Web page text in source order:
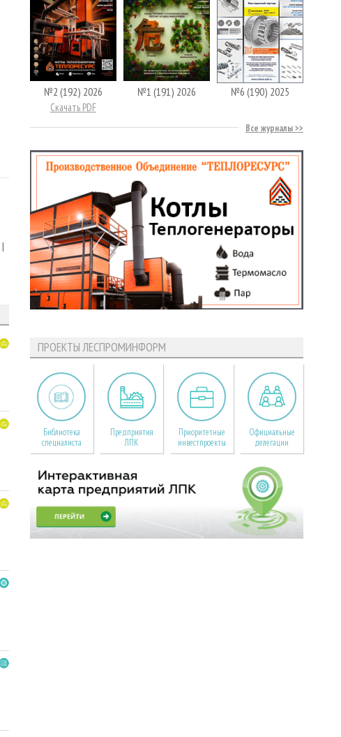
|
№2 (192) 2026
Скачать PDF
№1 (191) 2026 №6 (190) 2025
Все журналы
ПРОЕКТЫ ЛЕСПРОМИНФОРМ
Библиотека
специалиста
Предприятия
ЛПК
Приоритетные
инвестпроекты
Официальные
делегации